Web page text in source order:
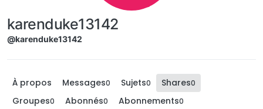
karenduke13142
@karenduke13142
À propos Messages0 Sujets0 Shares0
Groupes0 Abonnés0 Abonnements0